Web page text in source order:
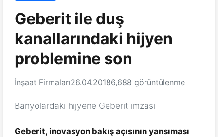
Geberit ile duş
kanallarındaki hijyen
problemine son
İnşaat Firmaları26.04.20186,688 görüntülenme
Banyolardaki hijyene Geberit imzası
Geberit, inovasyon bakış açısının yansıması